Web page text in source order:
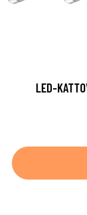
LED-